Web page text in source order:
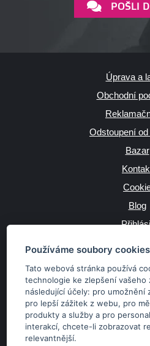
Používáme soubory cookies
Tato webová stránka používá
technologie ke zlepšení vašeho
následující účely: pro umožnění
pro lepší zážitek z webu, pro
produkty a služby a pro
interakcí,chcete-li zobrazovat
relevantnější.
POŠLI
Úprava a
Obchodní
Odstoupení
Bazar
Blog